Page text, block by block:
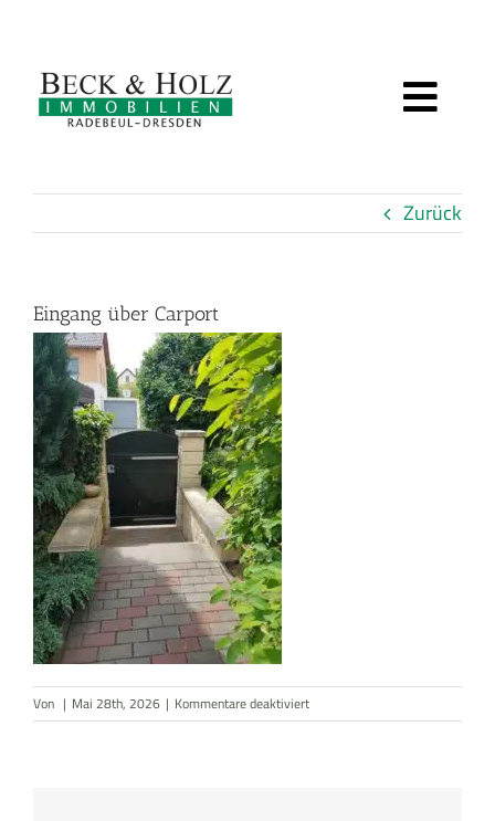
springen
BEWERTUNG
SERVICE
ÜBER UNS
KUNDENSTIMMEN
AKTUELLES
KONTAKT
Zurück
Eingang über Carport
Von | Mai 28th, 2026 | Kommentare deaktiviertfür
Eingang